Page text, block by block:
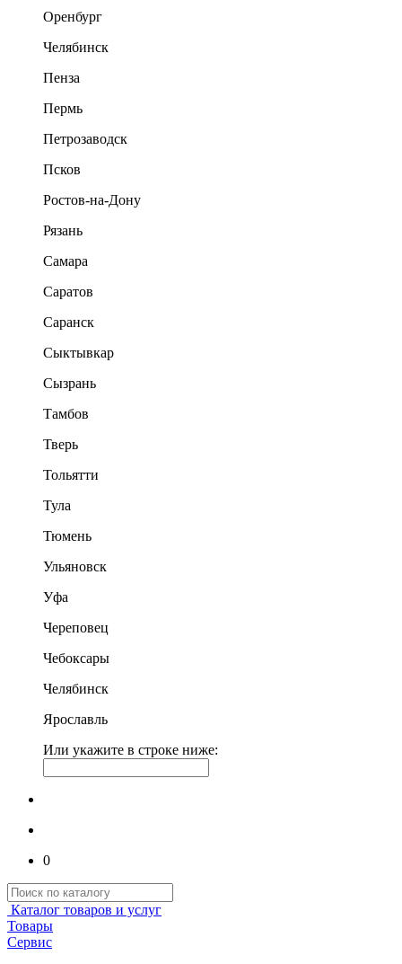
Оренбург
Челябинск
Пенза
Пермь
Петрозаводск
Псков
Ростов-на-Дону
Рязань
Самара
Саратов
Саранск
Сыктывкар
Сызрань
Тамбов
Тверь
Тольятти
Тула
Тюмень
Ульяновск
Уфа
Череповец
Чебоксары
Челябинск
Ярославль
Или укажите в строке ниже:
0
Каталог товаров и услуг
Товары
Сервис